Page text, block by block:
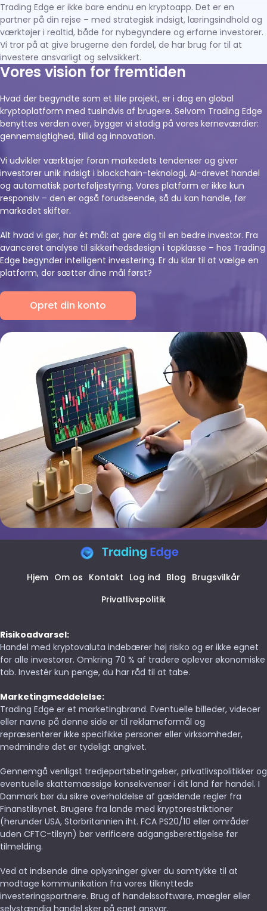
Trading Edge er ikke bare endnu en kryptoapp. Det er en
partner på din rejse – med strategisk indsigt, læringsindhold og
værktøjer i realtid, både for nybegyndere og erfarne investorer.
Vi tror på at give brugerne den fordel, de har brug for til at
investere ansvarligt og selvsikkert.
Vores vision for fremtiden
Hvad der begyndte som et lille projekt, er i dag en global
kryptoplatform med tusindvis af brugere. Selvom Trading Edge
benyttes verden over, bygger vi stadig på vores kerneværdier:
gennemsigtighed, tillid og innovation.
Vi udvikler værktøjer foran markedets tendenser og giver
investorer unik indsigt i blockchain-teknologi, AI-drevet handel
og automatisk porteføljestyring. Vores platform er ikke kun
responsiv – den er også forudseende, så du kan handle, før
markedet skifter.
Alt hvad vi gør, har ét mål: at gøre dig til en bedre investor. Fra
avanceret analyse til sikkerhedsdesign i topklasse – hos Trading
Edge begynder intelligent investering. Er du klar til at vælge en
platform, der sætter dine mål først?
Opret din konto
Hjem Om os Kontakt Log ind Blog Brugsvilkår
Privatlivspolitik
Risikoadvarsel:
Handel med kryptovaluta indebærer høj risiko og er ikke egnet
for alle investorer. Omkring 70 % af tradere oplever økonomiske
tab. Investér kun penge, du har råd til at tabe.
Marketingmeddelelse:
Trading Edge er et marketingbrand. Eventuelle billeder, videoer
eller navne på denne side er til reklameformål og
repræsenterer ikke specifikke personer eller virksomheder,
medmindre det er tydeligt angivet.
Gennemgå venligst tredjepartsbetingelser, privatlivspolitikker og
eventuelle skattemæssige konsekvenser i dit land før handel. I
Danmark bør du sikre overholdelse af gældende regler fra
Finanstilsynet. Brugere fra lande med kryptorestriktioner
(herunder USA, Storbritannien iht. FCA PS20/10 eller områder
uden CFTC-tilsyn) bør verificere adgangsberettigelse før
tilmelding.
Ved at indsende dine oplysninger giver du samtykke til at
modtage kommunikation fra vores tilknyttede
investeringspartnere. Brug af handelssoftware, mægler eller
selvstændig handel sker på eget ansvar.